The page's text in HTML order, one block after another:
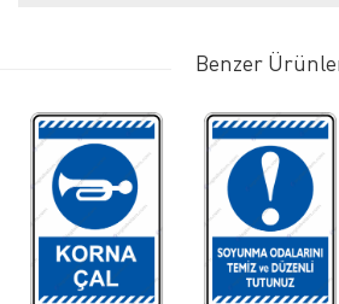
Benzer